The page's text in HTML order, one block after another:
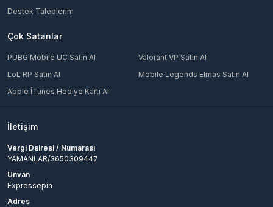
Destek Taleplerim
Çok Satanlar
PUBG Mobile UC Satın Al
Valorant VP Satın Al
LoL RP Satın Al
Mobile Legends Elmas Satın Al
Apple İTunes Hediye Kartı Al
İletişim
Vergi Dairesi / Numarası
YAMANLAR/3650309447
Unvan
Expressepin
Adres